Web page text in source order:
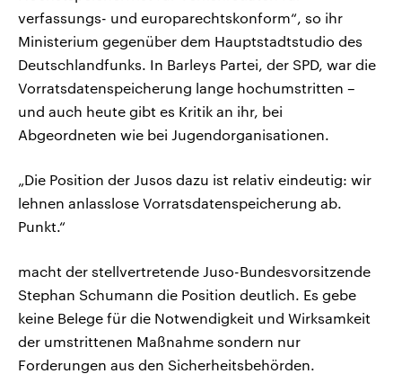
verfassungs- und europarechtskonform“, so ihr
Ministerium gegenüber dem Hauptstadtstudio des
Deutschlandfunks. In Barleys Partei, der SPD, war die
Vorratsdatenspeicherung lange hochumstritten –
und auch heute gibt es Kritik an ihr, bei
Abgeordneten wie bei Jugendorganisationen.
„Die Position der Jusos dazu ist relativ eindeutig: wir
lehnen anlasslose Vorratsdatenspeicherung ab.
Punkt.“
macht der stellvertretende Juso-Bundesvorsitzende
Stephan Schumann die Position deutlich. Es gebe
keine Belege für die Notwendigkeit und Wirksamkeit
der umstrittenen Maßnahme sondern nur
Forderungen aus den Sicherheitsbehörden.